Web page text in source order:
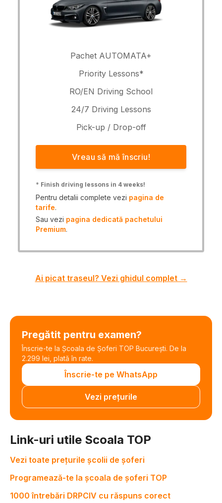
Pachet AUTOMATA+
Priority Lessons*
RO/EN Driving School
24/7 Driving Lessons
Pick-up / Drop-off
Vreau să mă înscriu!
* Finish driving lessons in 4 weeks!
Pentru detalii complete vezi pagina de
tarife.
Sau vezi pagina dedicată pachetului
Premium.
Ai picat traseul? Vezi ghidul complet →
Pregătit pentru examen?
Înscrie-te la Școala de Șoferi TOP București. De la
2.299 lei, plată în rate.
Înscrie-te pe WhatsApp
Vezi prețurile
Link-uri utile Scoala TOP
Vezi toate prețurile școlii de șoferi
Programează-te la școala de șoferi TOP
1000 întrebări DRPCIV cu răspuns corect